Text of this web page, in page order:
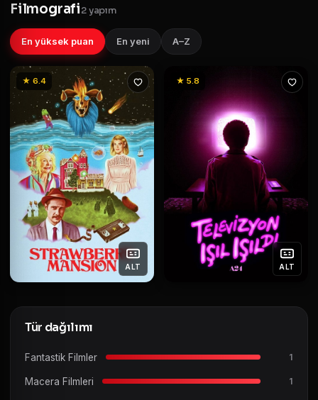
Filmografi2 yapım
En yüksek puan En yeni A–Z
★ 6.4
ALT
★ 5.8
ALT
Tür dağılımı
Fantastik Filmler 1
Macera Filmleri 1